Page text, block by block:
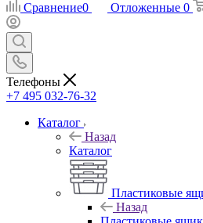
Сравнение0 Отложенные 0
Телефоны
+7 495 032-76-32
Каталог
Назад
Каталог
Пластиковые
Назад